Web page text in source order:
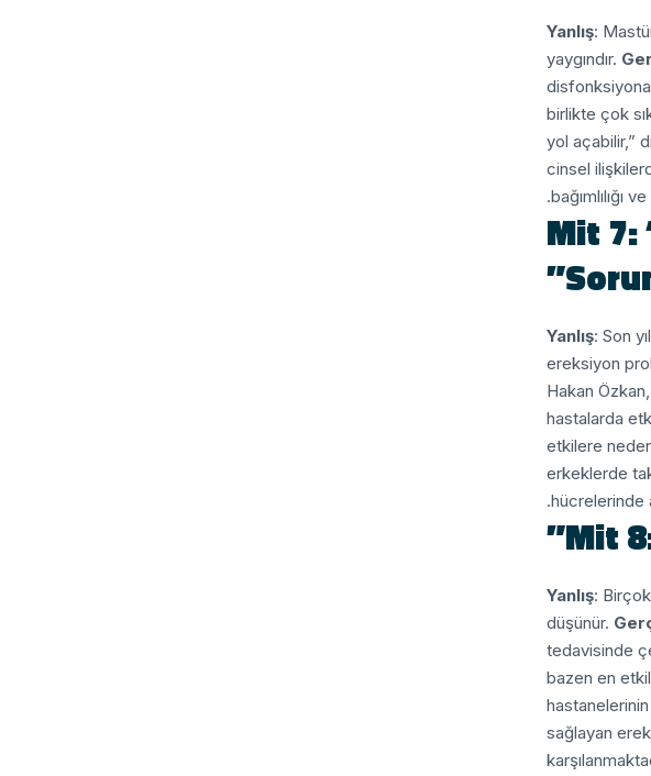
Yanlış:
yaygındır.
disfonksiyona
birlikte çok
yol açabilir,”
cinsel
bağımlılığı
Mit 7:
Yanlış: Son
ereksiyon
Hakan
hastalarda
etkilere neden
erkeklerde
hücrelerinde
Mit
Yanlış:
düşünür.
tedavisinde
bazen en
sağlayan